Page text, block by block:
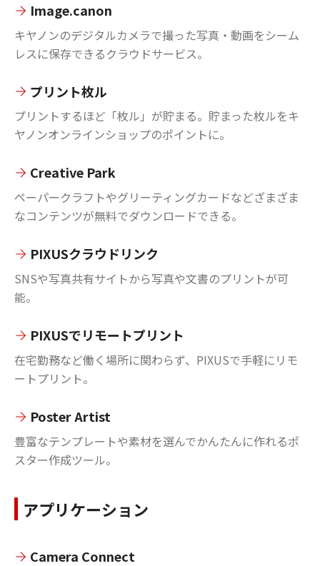
Image.canon
キヤノンのデジタルカメラで撮った写真・動画をシーム
レスに保存できるクラウドサービス。
プリント枚ル
プリントするほど「枚ル」が貯まる。貯まった枚ルをキ
ヤノンオンラインショップのポイントに。
Creative Park
ペーパークラフトやグリーティングカードなどざまざま
なコンテンツが無料でダウンロードできる。
PIXUSクラウドリンク
SNSや写真共有サイトから写真や文書のプリントが可
能。
PIXUSでリモートプリント
在宅勤務など働く場所に関わらず、PIXUSで手軽にリモ
ートプリント。
Poster Artist
豊富なテンプレートや素材を選んでかんたんに作れるポ
スター作成ツール。
アプリケーション
Camera Connect